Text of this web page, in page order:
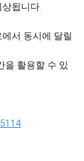
됩니다.
서 동시에 달릴
을 활용할 수 있